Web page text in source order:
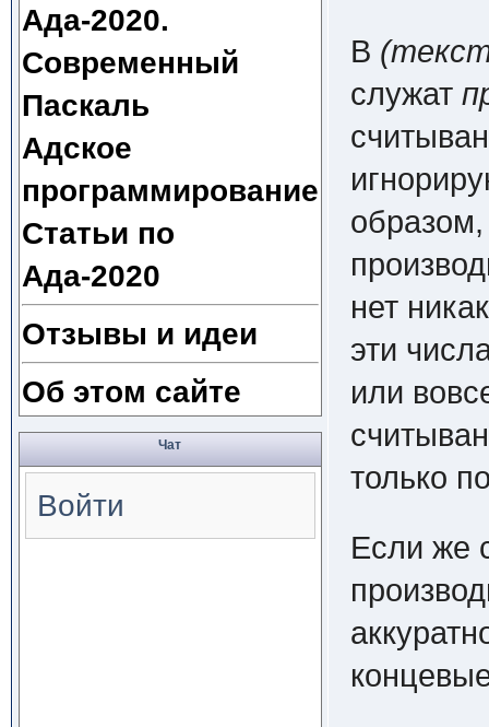
Ада-2020.
Современный
Паскаль
Адское
программирование
Статьи по
Ада-2020
Отзывы и идеи
Об этом сайте
Чат
Войти
В
служат
нет
эти
или
только
Если же